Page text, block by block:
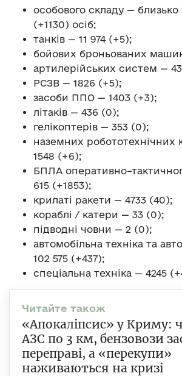
особового складу — близько
(+1130) осіб;
танків — 11 974 (+5);
бойових броньованих
артилерійських систем —
РСЗВ — 1826 (+5);
засоби ППО — 1403 (+3);
літаків — 436 (0);
гелікоптерів — 353 (0);
наземних робототехнічних
1548 (+6);
БПЛА
615 (+1853);
крилаті ракети — 4733 (40);
кораблі / катери — 33 (0);
підводні човни — 2 (0);
автомобільна техніка та
102 575 (+437);
спеціальна техніка — 4245
«Апокаліпсис» у Криму:
АЗС по 3 км, бензовози
переправі, а «перекупи»
наживаються на кризі